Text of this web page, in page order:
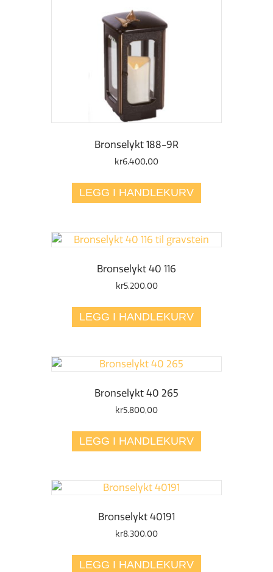
Bronselykt 188-9R
kr6.400,00
LEGG I HANDLEKURV
Bronselykt 40 116
kr5.200,00
LEGG I HANDLEKURV
Bronselykt 40 265
kr5.800,00
LEGG I HANDLEKURV
Bronselykt 40191
kr8.300,00
LEGG I HANDLEKURV